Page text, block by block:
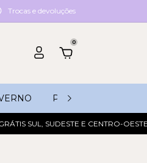
Trocas e devoluções
0
PROMOÇÕES
E CENTRO-OESTE ACIMA DE